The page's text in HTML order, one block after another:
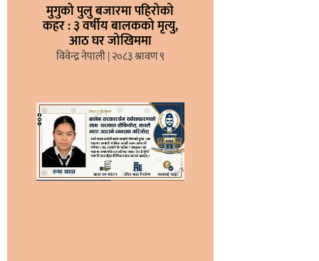
मुगुको पुलु बजारमा पहिरोको
कहर : ३ वर्षीय बालकको मृत्यु,
आठ घर जोखिममा
विवेन्द्र नेपाली २०८३ श्रावण ९